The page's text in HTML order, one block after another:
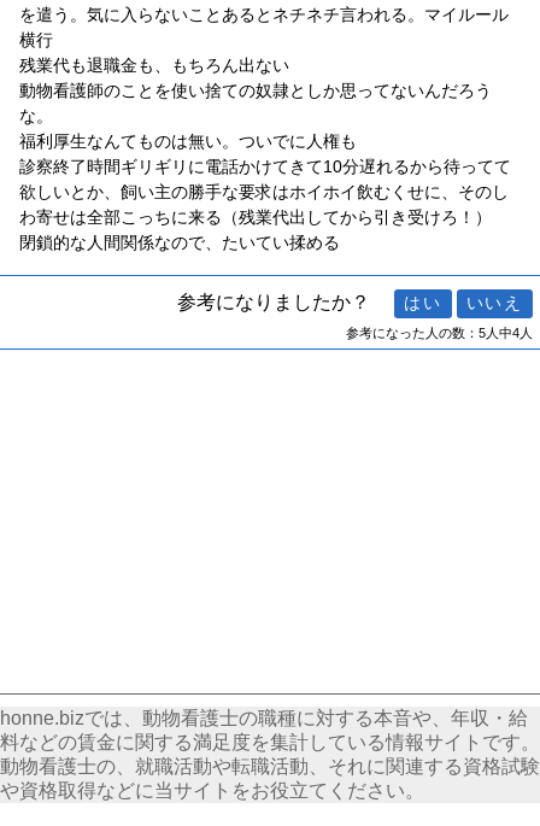
を遣う。気に入らないことあるとネチネチ言われる。マイルール
横行
残業代も退職金も、もちろん出ない
動物看護師のことを使い捨ての奴隷としか思ってないんだろう
な。
福利厚生なんてものは無い。ついでに人権も
診察終了時間ギリギリに電話かけてきて10分遅れるから待ってて
欲しいとか、飼い主の勝手な要求はホイホイ飲むくせに、そのし
わ寄せは全部こっちに来る（残業代出してから引き受けろ！）
閉鎖的な人間関係なので、たいてい揉める
参考になりましたか？
参考になった人の数：5人中4人
honne.bizでは、動物看護士の職種に対する本音や、年収・給
料などの賃金に関する満足度を集計している情報サイトです。
動物看護士の、就職活動や転職活動、それに関連する資格試験
や資格取得などに当サイトをお役立てください。